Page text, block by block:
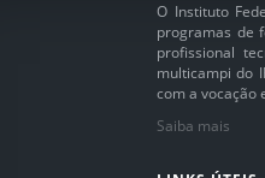
O Instituto
programas de
profissional
multicampi do
com a vocação
Saiba mais